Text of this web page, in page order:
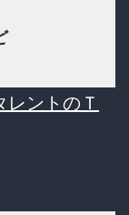
レントのＴ